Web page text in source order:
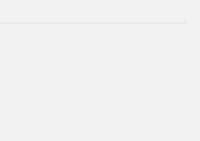
сервера.
на серверах